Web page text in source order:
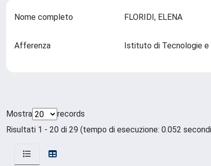
Nome completo FLORIDI, ELENA
Afferenza Istituto di Tecnologie
Mostra
records
Risultati 1 - 20 di 29 (tempo di esecuzione: 0.052